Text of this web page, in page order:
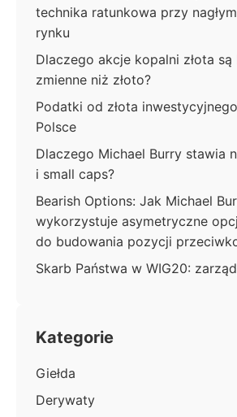
technika ratunkowa przy nagłym
rynku
Dlaczego akcje kopalni złota są
zmienne niż złoto?
Podatki od złota
Polsce
Dlaczego Michael Burry stawia
i small caps?
Bearish Options: Jak Michael
wykorzystuje asymetryczne
do budowania pozycji
Skarb Państwa w WIG20:
Kategorie
Giełda
Derywaty